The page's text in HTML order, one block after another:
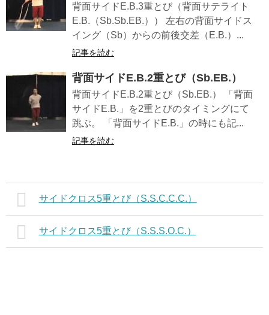
背面サイドE.B.3重とび（背面サテライト
E.B.（Sb.Sb.EB.）） 左右の背面サイドス
イング（Sb）からの前後交差（E.B.）...
記事を読む
背面サイドE.B.2重とび（Sb.EB.）
背面サイドE.B.2重とび（Sb.EB.） 「背面
サイドE.B.」を2重とびのタイミングにて
跳ぶ。 「背面サイドE.B.」の時にも記...
記事を読む
サイドクロス5重とび（S.S.C.C.C.）
サイドクロス5重とび（S.S.S.O.C.）